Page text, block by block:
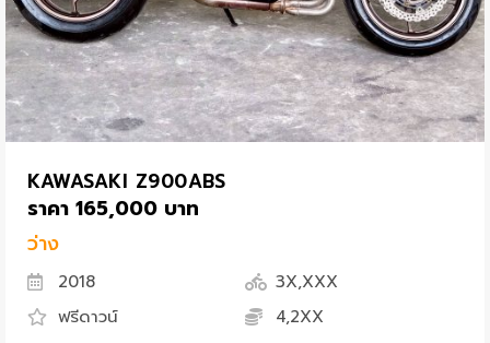
KAWASAKI Z900ABS
ราคา 165,000 บาท
ว่าง
2018
3X,XXX
ฟรีดาวน์
4,2XX